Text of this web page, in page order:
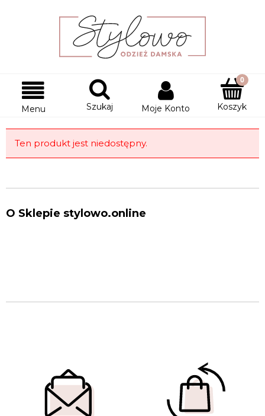
Menu Szukaj Moje Konto Koszyk
Ten produkt jest niedostępny.
O Sklepie stylowo.online